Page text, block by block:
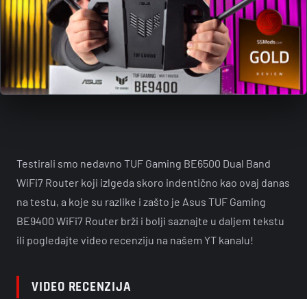
Testirali smo nedavno TUF Gaming BE6500 Dual Band
WiFi7 Router koji izlgeda skoro indentično kao ovaj danas
na testu, a koje su razlike i zašto je Asus TUF Gaming
BE9400 WiFi7 Router brži i bolji saznajte u daljem tekstu
ili pogledajte video recenziju na našem YT kanalu!
VIDEO RECENZIJA